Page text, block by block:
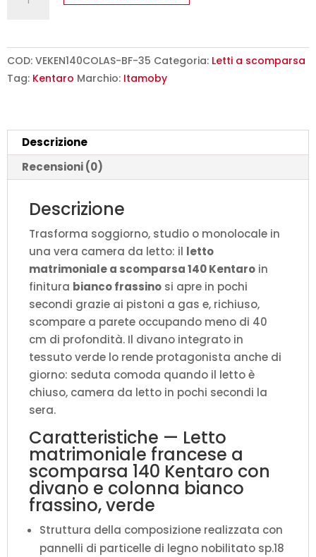
matrimoniale
scomparsa
140
divano
colonna
bianco
frassino,
verde
L.213,6
P.105,2
H.210,5
(aperto
P.215
quantità
COD: VEKEN140COLAS-BF-35 Categoria: Letti a scomparsa
Tag: Kentaro Marchio: Itamoby
Descrizione
Recensioni (0)
Descrizione
Trasforma soggiorno, studio o monolocale in
una vera camera da letto: il letto
matrimoniale a scomparsa 140 Kentaro in
finitura bianco frassino si apre in pochi
secondi grazie ai pistoni a gas e, richiuso,
scompare a parete occupando meno di 40
cm di profondità. Il divano integrato in
tessuto verde lo rende protagonista anche di
giorno: seduta comoda quando il letto è
chiuso, camera da letto in pochi secondi la
sera.
Caratteristiche — Letto
matrimoniale francese a
scomparsa 140 Kentaro con
divano e colonna bianco
frassino, verde
Struttura della composizione realizzata con
pannelli di particelle di legno nobilitato sp.18